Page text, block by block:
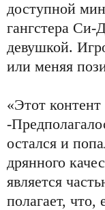
доступной
гангстера Си-
девушкой.
или меняя
«Этот
-
остался и
дрянного
является
полагает,